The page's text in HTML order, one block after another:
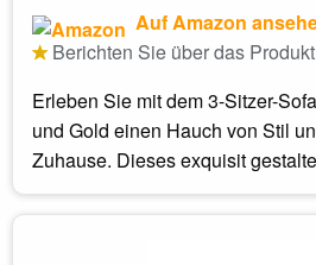
Auf Amazon
Berichten Sie über das Produkt
Erleben Sie mit dem 3-Sitzer-
und Gold einen Hauch von Stil
Zuhause. Dieses exquisit